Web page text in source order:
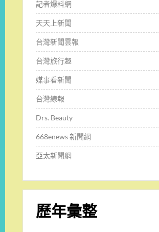
記者爆料網
天天上新聞
台灣新聞雲報
台灣旅行趣
媒事看新聞
台灣線報
Drs. Beauty
668enews 新聞網
亞太新聞網
歷年彙整